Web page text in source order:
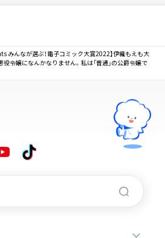
みんなが選ぶ！電子コミック大賞2022】伊織もえも大
役令嬢になんかなりません。私は「普通」の公爵令嬢で